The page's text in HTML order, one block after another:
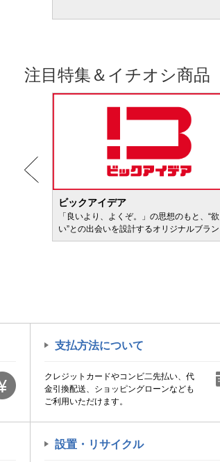
注目特集＆イチオシ商品
ビックアイデア
「良いより、よくぞ。」の思想のもと、“欲
い”との出会いを設計するオリジナルブラ
支払方法について
クレジットカードやコンビ二先払い、代
金引換配送、ショッピングローンなども
ご利用いただけます。
設置・リサイクル